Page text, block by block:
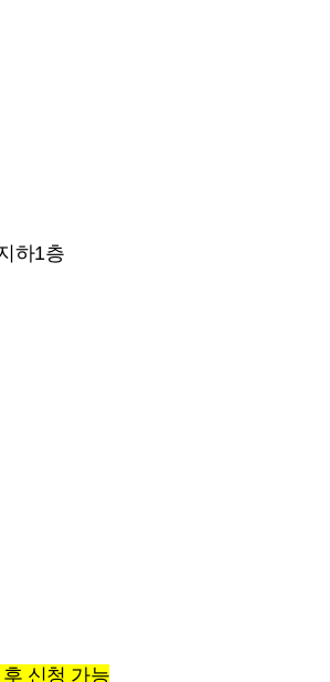
하1층
신청 가능